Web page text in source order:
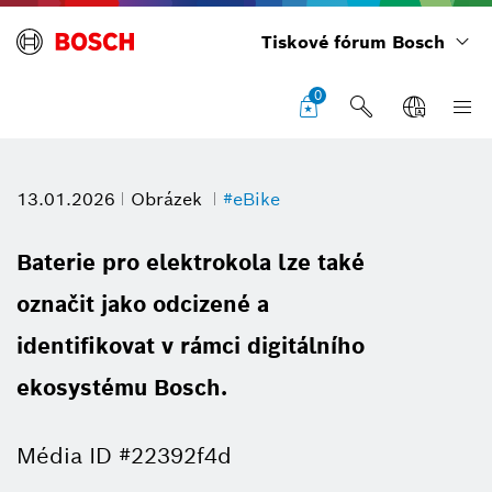
Tiskové fórum Bosch
0
13.01.2026 Obrázek #eBike
Baterie pro elektrokola lze také
označit jako odcizené a
identifikovat v rámci digitálního
ekosystému Bosch.
Média ID #22392f4d